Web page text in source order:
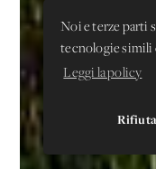
Noi e terze parti
tecnologie simili
Leggi la policy
Rifiuta